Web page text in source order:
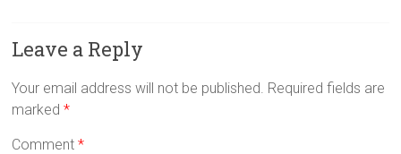
Leave a Reply
Your email address will not be published. Required fields are
marked*
Comment*